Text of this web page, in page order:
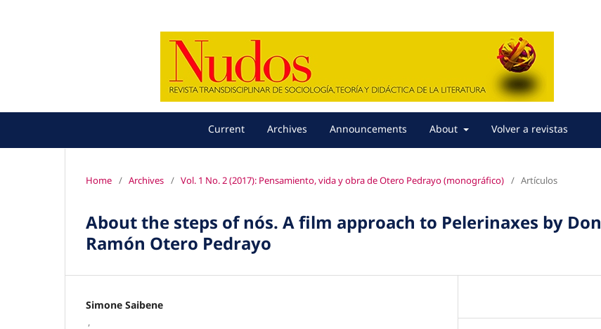
Current Archives Announcements About Volver a revistas
Home / Archives / Vol. 1 No. 2 (2017): Pensamiento, vida y obra de Otero Pedrayo (monográfico) / Artículos
About the steps of nós. A film approach to Pelerinaxes by Don
Ramón Otero Pedrayo
Simone Saibene
,